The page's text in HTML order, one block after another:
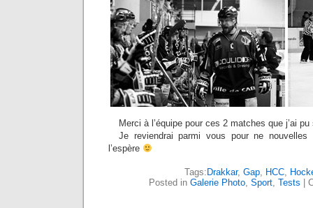
Merci à l’équipe pour ces 2 matches que j’ai
Je reviendrai parmi vous pour ne
l’espère
Tags: Drakkar, Gap, HCC,
Posted in Galerie Photo, Sport, Tests